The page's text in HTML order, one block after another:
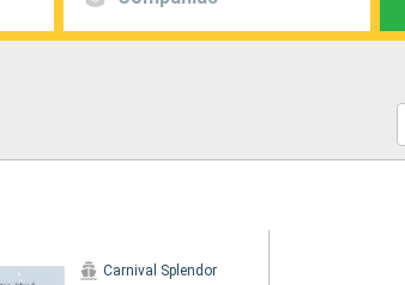
Carnival Splendor